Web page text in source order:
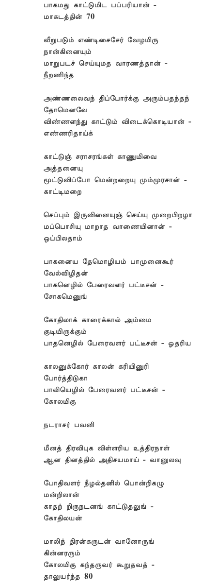
பாகமது காட்டுமிட பப்பரியான் -
மாகடத்தின் 70
வீறுபடும் எண்டிசைசேர் வேழமிரு
நான்கினையும்
மாறுபடச் செய்யுமத வாரணத்தான் -
நீறணிந்த
அண்ணலைவந் திப்போர்க்கு அரும்பதந்தந்
தோமெனவே
விண்ணளந்து காட்டும் விடைக்கொடியான் -
எண்ணரிதாய்க்
காட்டுஞ் சராசரங்கள் காணுமிவை
அத்தனையு
மூட்டுவிப்போ மென்றறையு மும்முரசான் -
காட்டிமறை
செப்பும் இருவினையுஞ் செய்யு முறைபிறழா
மப்பொசியு மாறாத வாணையினான் -
ஒப்பிலதாம்
பாகனைய தேமொழியம் பாமுனைகூர்
வேல்விழிதன்
பாகனெழில் பேரைவளர் பட்டீசன் -
சோகமெனுங்
கோதிலாக் காரைக்கால் அம்மை
குடியிருக்கும்
பாதனெழில் பேரைவளர் பட்டீசன் - ஓதரிய
காலனுக்கோர் காலன் கரியினுரி
போர்த்திடுகா
பாலியெழில் பேரைவளர் பட்டீசன் -
கோலமிகு
நடராசர் பவனி
மீனத் திரவிபுக விள்ளரிய உத்திரநாள்
ஆன தினத்தில் அதிசயமாய் - வானுலவு
போதிவளர் நீழல்தனில் பொன்றிகழு
மன்றிலான்
காதற் றிருநடனங் காட்டுதலுங் -
கோதிலயன்
மாலிந் திரன்கருடன் வானோருங்
கின்னரரும்
கோலமிகு கந்தருவர் கூறுதவத் -
தாலுயர்ந்த 80